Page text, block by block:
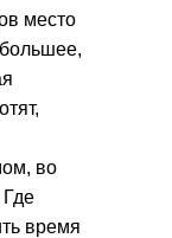
место
во
Где
время